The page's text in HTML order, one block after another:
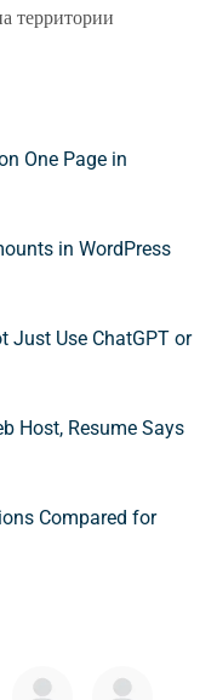
территории
One Page in
in WordPress
Just Use ChatGPT or
Host, Resume Says
Compared for